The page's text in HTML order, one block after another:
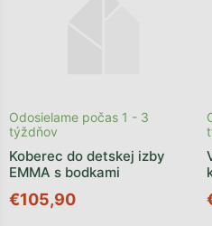
Koberec do detskej izby
EMMA s bodkami
Odosielame počas 1 - 3
týždňov
€105,90